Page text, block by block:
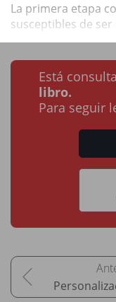
La primera etapa
susceptibles de
Está
libro.
Para seguir